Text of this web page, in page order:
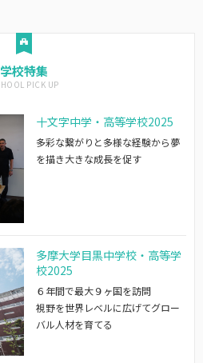
学校特集
十文字中学・高等学校2025
多彩な繋がりと多様な経験から夢
を描き大きな成長を促す
多摩大学目黒中学校・高等学
校2025
６年間で最大９ヶ国を訪問
視野を世界レベルに広げてグロー
バル人材を育てる